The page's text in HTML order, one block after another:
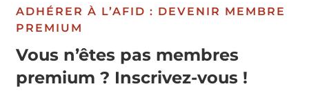
ADHÉRER À L’AFID : DEVENIR MEMBRE
PREMIUM
Vous n’êtes pas membres
premium ? Inscrivez-vous !